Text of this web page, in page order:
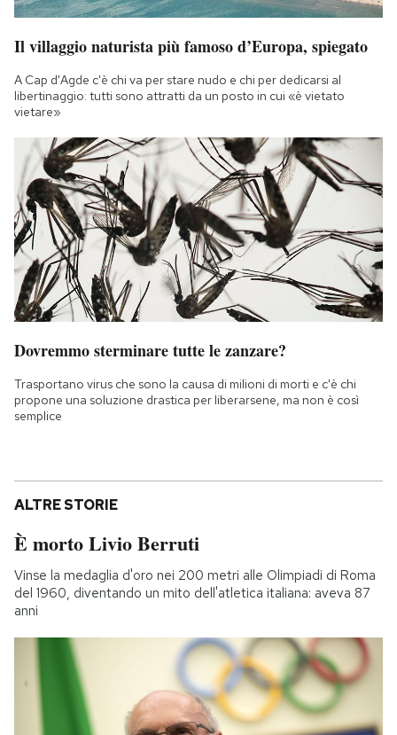
Il villaggio naturista più famoso d’Europa, spiegato
A Cap d'Agde c'è chi va per stare nudo e chi per dedicarsi al
libertinaggio: tutti sono attratti da un posto in cui «è vietato
vietare»
Dovremmo sterminare tutte le zanzare?
Trasportano virus che sono la causa di milioni di morti e c'è chi
propone una soluzione drastica per liberarsene, ma non è così
semplice
ALTRE STORIE
È morto Livio Berruti
Vinse la medaglia d'oro nei 200 metri alle Olimpiadi di Roma
del 1960, diventando un mito dell'atletica italiana: aveva 87
anni